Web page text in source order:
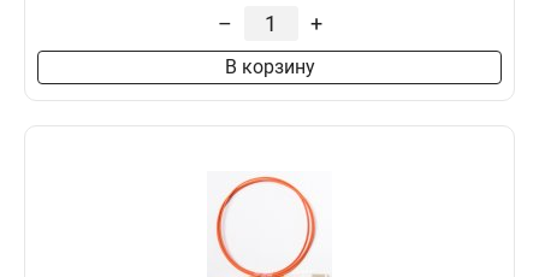
– +
В корзину